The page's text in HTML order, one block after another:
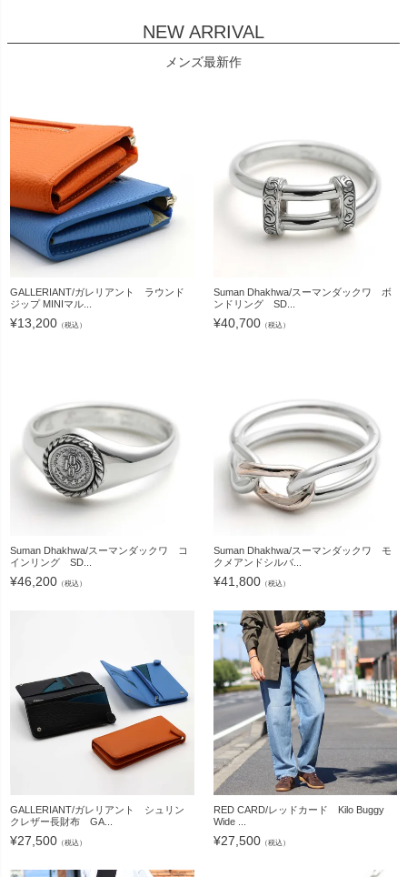
NEW ARRIVAL
メンズ最新作
GALLERIANT/ガレリアント ラウンド
ジップ MINIマル...
¥13,200 （税込）
Suman Dhakhwa/スーマンダックワ ボ
ンドリング SD...
¥40,700（税込）
Suman Dhakhwa/スーマンダックワ コ
インリング SD...
¥46,200 （税込）
Suman Dhakhwa/スーマンダックワ モ
クメアンドシルバ...
¥41,800（税込）
GALLERIANT/ガレリアント シュリン
クレザー長財布 GA...
¥27,500 （税込）
RED CARD/レッドカード Kilo Buggy
Wide ...
¥27,500（税込）